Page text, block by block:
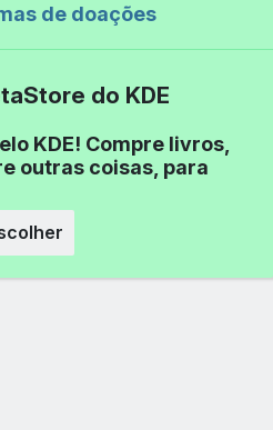
de doações
do KDE
KDE! Compre livros,
outras coisas, para